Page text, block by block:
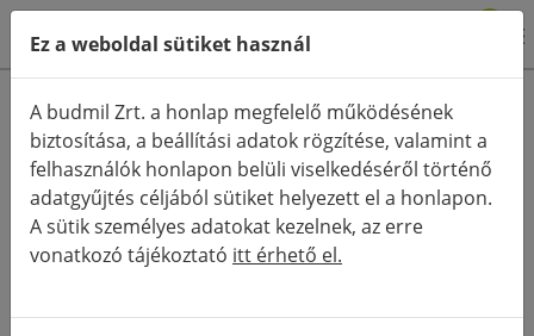
Termékkategóriák
Részletes keresés
FŐOLDAL
KATEGÓRIÁK
RENDEZÉS:
és legyél divatos a legtrendibb szettekben!…
Ez a weboldal sütiket használ
A budmil Zrt. a honlap megfelelő működésének
biztosítása, a beállítási adatok rögzítése, valamint a
felhasználók honlapon belüli viselkedéséről történő
adatgyűjtés céljából sütiket helyezett el a honlapon.
A sütik személyes adatokat kezelnek, az erre
vonatkozó tájékoztató itt érhető el.